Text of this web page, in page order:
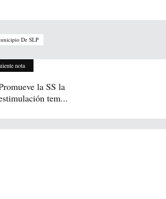
De SLP
nota
la SS la
tem...